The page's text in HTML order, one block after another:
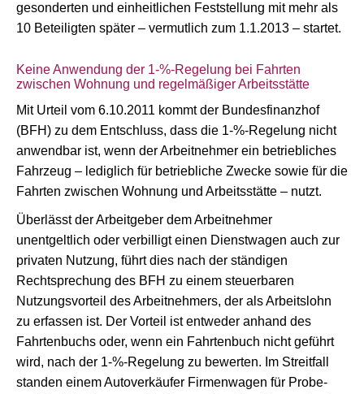
gesonderten und einheitlichen Feststellung mit mehr als
10 Beteiligten später – vermutlich zum 1.1.2013 – startet.
Keine Anwendung der 1-%-Regelung bei Fahrten
zwischen Wohnung und regelmäßiger Arbeitsstätte
Mit Urteil vom 6.10.2011 kommt der Bundesfinanzhof
(BFH) zu dem Entschluss, dass die 1-%-Regelung nicht
anwendbar ist, wenn der Arbeitnehmer ein betriebliches
Fahrzeug – lediglich für betriebliche Zwecke sowie für die
Fahrten zwischen Wohnung und Arbeitsstätte – nutzt.
Überlässt der Arbeitgeber dem Arbeitnehmer
unentgeltlich oder verbilligt einen Dienstwagen auch zur
privaten Nutzung, führt dies nach der ständigen
Rechtsprechung des BFH zu einem steuerbaren
Nutzungsvorteil des Arbeitnehmers, der als Arbeitslohn
zu erfassen ist. Der Vorteil ist entweder anhand des
Fahrtenbuchs oder, wenn ein Fahrtenbuch nicht geführt
wird, nach der 1-%-Regelung zu bewerten. Im Streitfall
standen einem Autoverkäufer Firmenwagen für Probe-